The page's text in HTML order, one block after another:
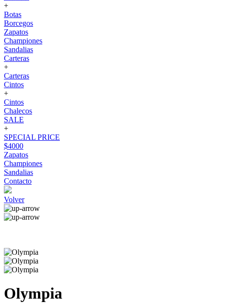
+
Botas
Borcegos
Zapatos
Championes
Sandalias
Carteras
+
Carteras
Cintos
+
Cintos
Chalecos
SALE
+
SPECIAL PRICE
$4000
Zapatos
Championes
Sandalias
Contacto
Volver
Olympia